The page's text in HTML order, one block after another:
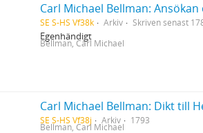
Carl Michael Bellman:
SE S-HS Vf38k Arkiv Skriven senast
Egenhändigt
Bellman, Carl Michael
Carl Michael Bellman: Dikt till
SE S-HS Vf38j Arkiv 1793
Bellman, Carl Michael